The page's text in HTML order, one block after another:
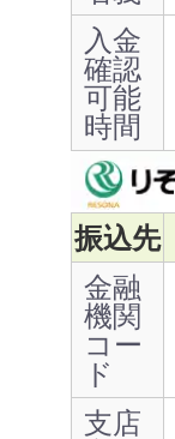
入金
確認
可能
時間
振込先
金融
機関
コー
ド
支店